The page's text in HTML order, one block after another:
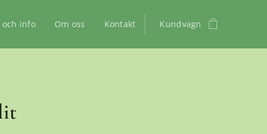
och info Om oss Kontakt Kundvagn